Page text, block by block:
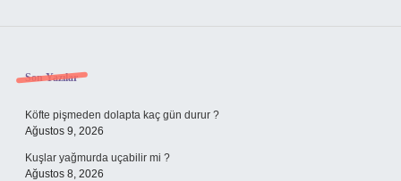
Sidebar
Son Yazılar
Köfte pişmeden dolapta kaç gün durur ?
Ağustos 9, 2026
Kuşlar yağmurda uçabilir mi ?
Ağustos 8, 2026